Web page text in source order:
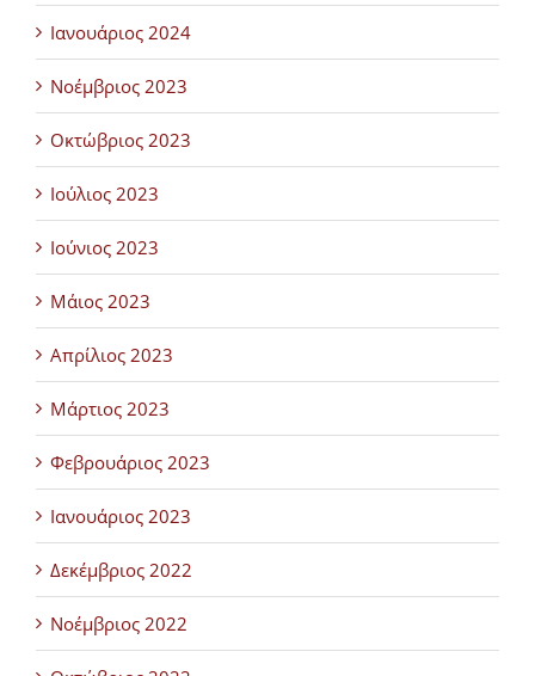
Ιανουάριος 2024
Νοέμβριος 2023
Οκτώβριος 2023
Ιούλιος 2023
Ιούνιος 2023
Μάιος 2023
Απρίλιος 2023
Μάρτιος 2023
Φεβρουάριος 2023
Ιανουάριος 2023
Δεκέμβριος 2022
Νοέμβριος 2022